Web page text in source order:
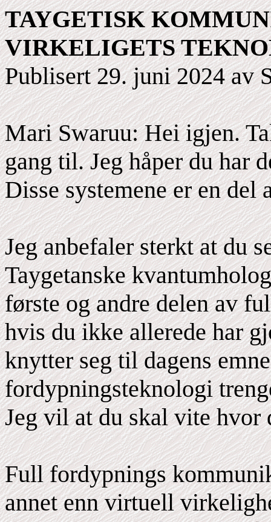
TAYGETISK
VIRKELIGETS
Publisert 29. juni 2024 av
Mari Swaruu: Hei igjen.
gang til. Jeg håper du har
Disse systemene er en
Jeg anbefaler sterkt at du
Taygetanske
første og andre delen av
hvis du ikke allerede har
knytter seg til dagens
fordypningsteknologi
Jeg vil at du skal vite hvor
Full fordypnings
annet enn virtuell